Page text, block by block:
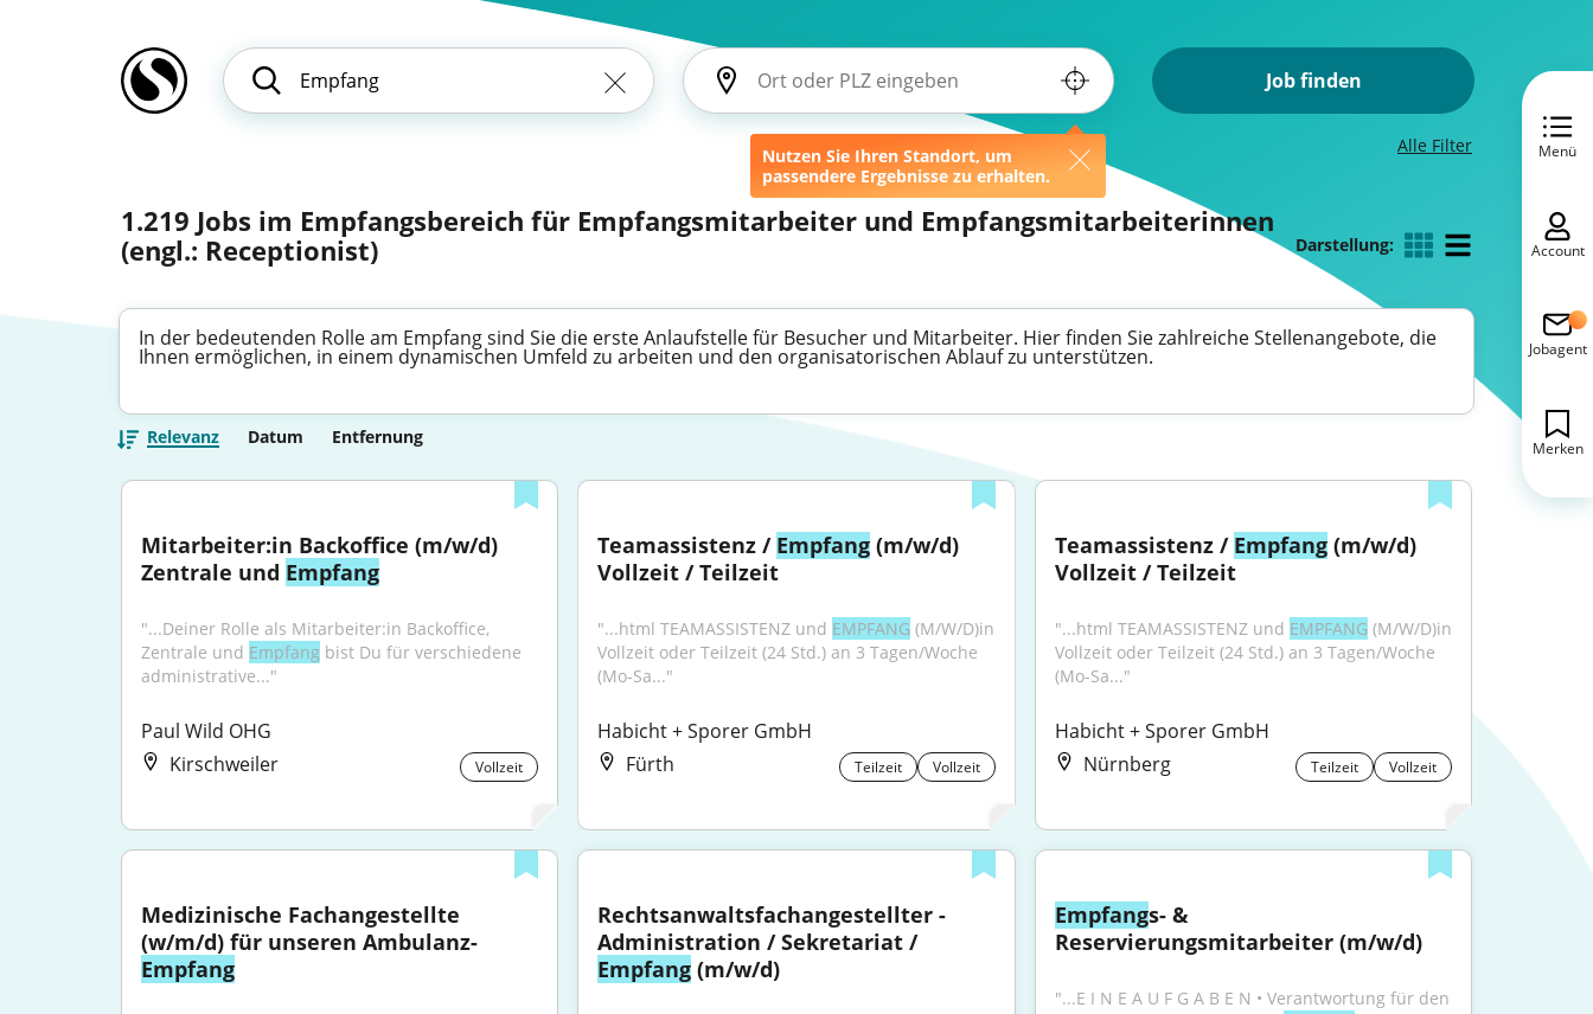
Nutzen Sie Ihren Standort, um
passendere Ergebnisse zu erhalten.
Job finden
Alle Filter
1.219 Jobs im Empfangsbereich für Empfangsmitarbeiter und Empfangsmitarbeiterinnen
(engl.: Receptionist)
Darstellung:
In der bedeutenden Rolle am Empfang sind Sie die erste Anlaufstelle für Besucher und Mitarbeiter. Hier finden Sie zahlreiche Stellenangebote, die
Ihnen ermöglichen, in einem dynamischen Umfeld zu arbeiten und den organisatorischen Ablauf zu unterstützen.
Relevanz Datum Entfernung
Mitarbeiter:in Backoffice (m/w/d)
Zentrale und Empfang
"...Deiner Rolle als Mitarbeiter:in Backoffice,
Zentrale und Empfang bist Du für verschiedene
administrative..."
Paul Wild OHG
Kirschweiler
Vollzeit
Teamassistenz / Empfang (m/w/d)
Vollzeit / Teilzeit
"...html TEAMASSISTENZ und EMPFANG (M/W/D)in
Vollzeit oder Teilzeit (24 Std.) an 3 Tagen/Woche
(Mo-Sa..."
Habicht + Sporer GmbH
Fürth
Teilzeit Vollzeit
Teamassistenz / Empfang (m/w/d)
Vollzeit / Teilzeit
"...html TEAMASSISTENZ und EMPFANG (M/W/D)in
Vollzeit oder Teilzeit (24 Std.) an 3 Tagen/Woche
(Mo-Sa..."
Habicht + Sporer GmbH
Nürnberg
Teilzeit Vollzeit
Medizinische Fachangestellte
(w/m/d) für unseren Ambulanz-
Empfang
Rechtsanwaltsfachangestellter -
Administration / Sekretariat /
Empfang (m/w/d)
Empfangs- &
Reservierungsmitarbeiter (m/w/d)
"...E I N E A U F G A B E N • Verantwortung für den
Menü
Account
Jobagent
Merken